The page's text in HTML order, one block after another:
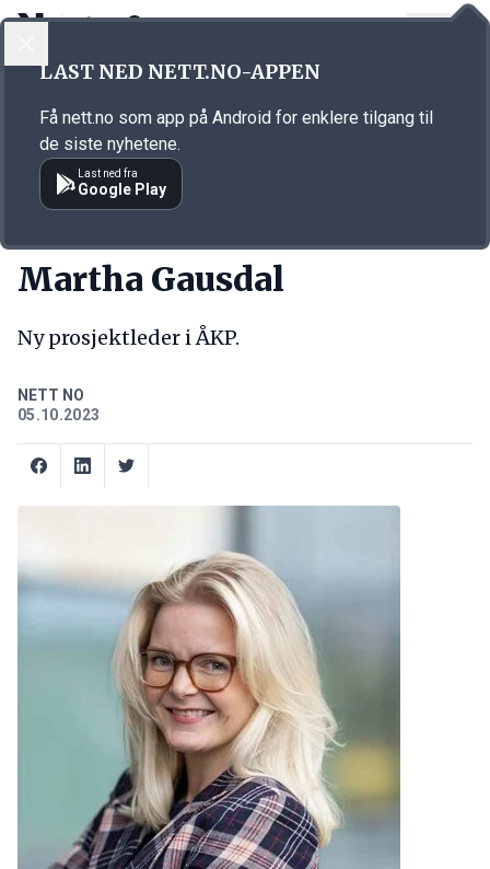
Annonsørinnhold
Martha Gausdal
Ny prosjektleder i ÅKP.
NETT NO
05.10.2023
LAST NED NETT.NO-APPEN
Få nett.no som app på Android for enklere tilgang til
de siste nyhetene.
Last ned fra
Google Play